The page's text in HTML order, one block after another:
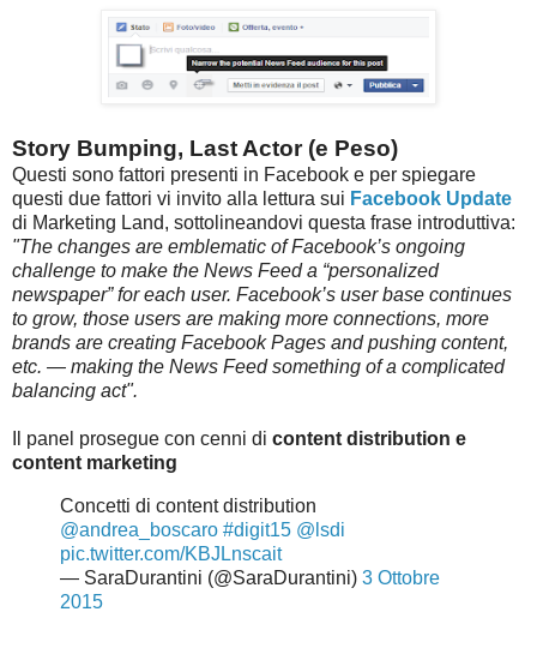
Story Bumping, Last Actor (e Peso)
Questi sono fattori presenti in Facebook e per spiegare
questi due fattori vi invito alla lettura sui Facebook Update
di Marketing Land, sottolineandovi questa frase introduttiva:
"The changes are emblematic of Facebook’s ongoing
challenge to make the News Feed a “personalized
newspaper” for each user. Facebook’s user base continues
to grow, those users are making more connections, more
brands are creating Facebook Pages and pushing content,
etc. — making the News Feed something of a complicated
balancing act".
Il panel prosegue con cenni di content distribution e
content marketing
Concetti di content distribution
@andrea_boscaro #digit15 @lsdi
pic.twitter.com/KBJLnscait
— SaraDurantini (@SaraDurantini) 3 Ottobre
2015